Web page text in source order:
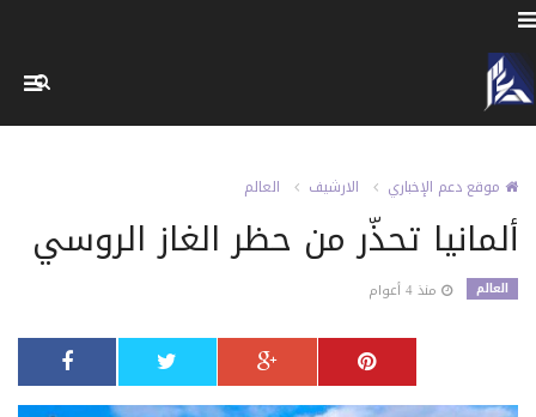
موقع دعم الإخباري الارشيف العالم
ألمانيا تحذّر من حظر الغاز الروسي
العالم منذ 4 أعوام